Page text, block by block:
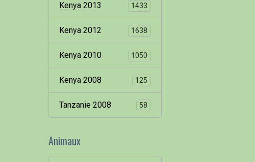
Kenya 2013 1433
Kenya 2012 1638
Kenya 2010 1050
Kenya 2008 125
Tanzanie 2008 58
Animaux